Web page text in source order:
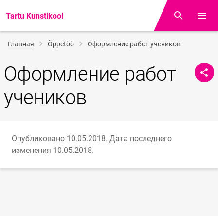
Tartu Kunstikool Поиск
Строка
навигации
Главная Õppetöö Оформление работ учеников
Оформление работ
учеников
Опубликовано 10.05.2018. Дата последнего
изменения 10.05.2018.